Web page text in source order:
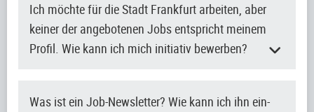
Ich möchte für die Stadt Frankfurt arbeiten, aber
keiner der angebotenen Jobs entspricht meinem
Profil. Wie kann ich mich initiativ bewerben?
Was ist ein Job-Newsletter? Wie kann ich ihn ein-